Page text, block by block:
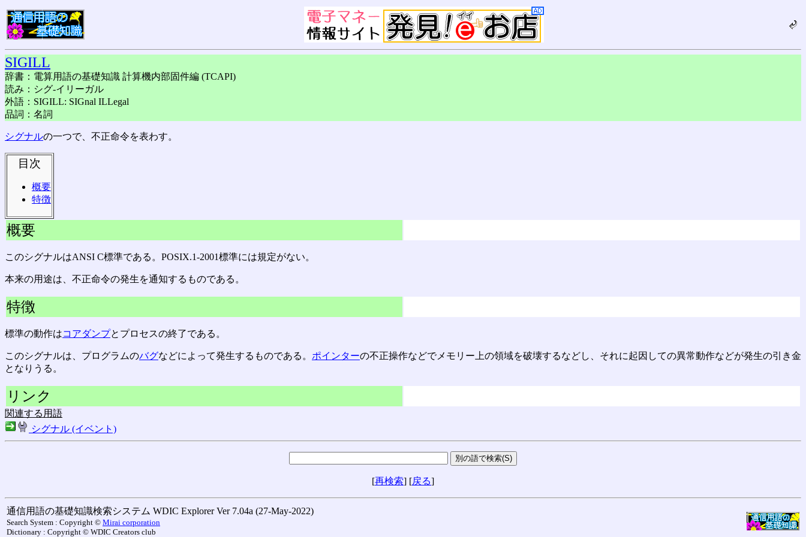
SIGILL
辞書：電算用語の基礎知識 計算機内部固件編 (TCAPI)
読み：シグ-イリーガル
外語：SIGILL: SIGnal ILLegal
品詞：名詞
シグナルの一つで、不正命令を表わす。
目次
概要
特徴
概要
このシグナルはANSI C標準である。POSIX.1-2001標準には規定がない。
本来の用途は、不正命令の発生を通知するものである。
特徴
標準の動作はコアダンプとプロセスの終了である。
このシグナルは、プログラムのバグなどによって発生するものである。 ポインターの不正操作などでメモリー上の領域を破壊するなどし、それに起因しての異常動作などが発生の引き金
となりうる。
リンク
関連する用語
シグナル (イベント)
[再検索] [戻る]
通信用語の基礎知識検索システム WDIC Explorer Ver 7.04a (27-May-2022)
Search System : Copyright © Mirai corporation
Dictionary : Copyright © WDIC Creators club